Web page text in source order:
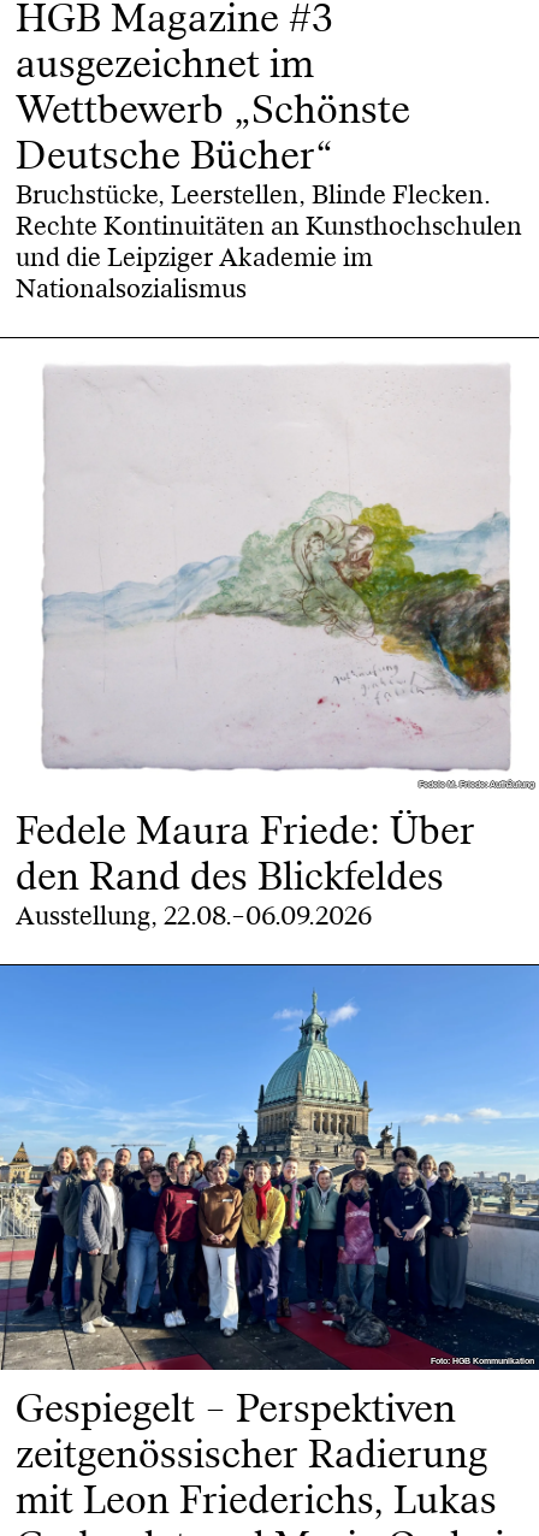
HGB Magazine #3
ausgezeichnet im
Wettbewerb „Schönste
Deutsche Bücher“
Bruchstücke, Leerstellen, Blinde Flecken.
Rechte Kontinuitäten an Kunsthochschulen
und die Leipziger Akademie im
Nationalsozialismus
Fedele M. Friede: Aufhäufung
Fedele M. Friede: Aufhäufung
Fedele Maura Friede: Über
den Rand des Blickfeldes
Ausstellung, 22.08.–06.09.2026
Foto: HGB Kommunikation
Foto: HGB Kommunikation
Gespiegelt – Perspektiven
zeitgenössischer Radierung
mit Leon Friederichs, Lukas